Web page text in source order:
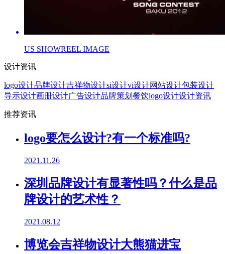
US SHOWREEL IMAGE
设计资讯
logo设计品牌设计吉祥物设计si设计vi设计网站设计包装设计
导示设计画册设计广告设计品牌策划 餐饮logo设计设计资讯
推荐资讯
logo要怎么设计?有一个标准吗?
2021.11.26
深圳品牌设计有显著性吗？什么是品
牌设计的艺术性？
2021.08.12
博览会吉祥物设计大熊猫进宝